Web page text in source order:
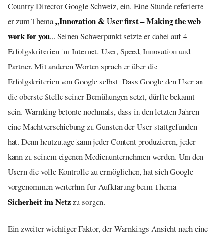
Country Director Google Schweiz, ein. Eine Stunde referierte
er zum Thema„Innovation & User first – Making the web
work for you„. Seinen Schwerpunkt setzte er dabei auf 4
Erfolgskriterien im Internet: User, Speed, Innovation und
Partner. Mit anderen Worten sprach er über die
Erfolgskriterien von Google selbst. Dass Google den User an
die oberste Stelle seiner Bemühungen setzt, dürfte bekannt
sein. Warnking betonte nochmals, dass in den letzten Jahren
eine Machtverschiebung zu Gunsten der User stattgefunden
hat. Denn heutzutage kann jeder Content produzieren, jeder
kann zu seinem eigenen Medienunternehmen werden. Um den
Usern die volle Kontrolle zu ermöglichen, hat sich Google
vorgenommen weiterhin für Aufklärung beim Thema
Sicherheit im Netzzu sorgen.
Ein zweiter wichtiger Faktor, der Warnkings Ansicht nach eine